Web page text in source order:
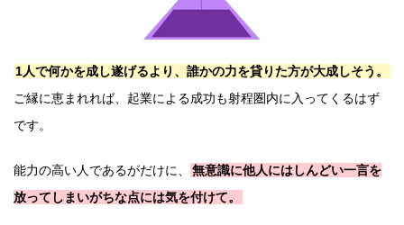
1人で何かを成し遂げるより、誰かの力を貸りた方が大成しそう。
ご縁に恵まれれば、起業による成功も射程圏内に入ってくるはず
です。
能力の高い人であるがだけに、
無意識に他人にはしんどい一言を
放ってしまいがちな点には気を付けて。